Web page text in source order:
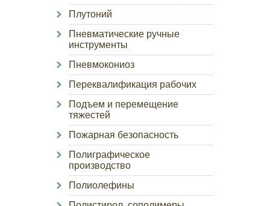
Плутоний
Пневматические ручные
инструменты
Пневмокониоз
Переквалификация рабочих
Подъем и перемещение
тяжестей
Пожарная безопасность
Полиграфическое
производство
Полиолефины